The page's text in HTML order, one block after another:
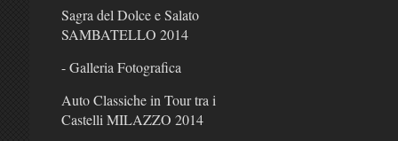
Sagra del Dolce e Salato
SAMBATELLO 2014
- Galleria Fotografica
Auto Classiche in Tour tra i
Castelli MILAZZO 2014